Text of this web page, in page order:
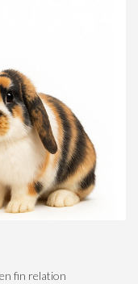
fin relation